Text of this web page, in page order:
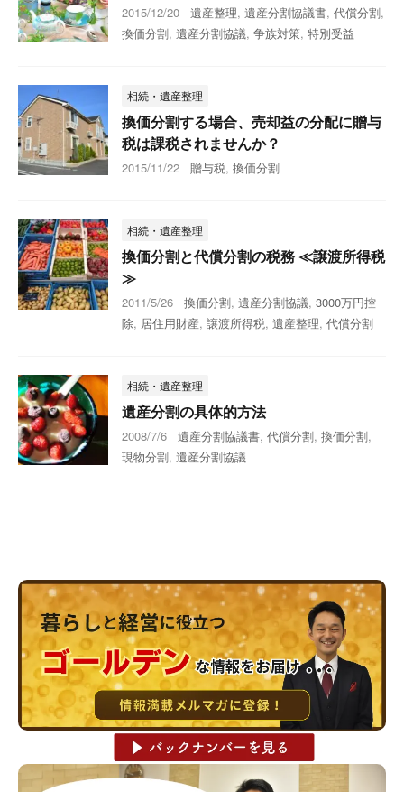
2015/12/20 遺産整理, 遺産分割協議書, 代償分割,
換価分割, 遺産分割協議, 争族対策, 特別受益
相続・遺産整理
換価分割する場合、売却益の分配に贈与
税は課税されませんか？
2015/11/22 贈与税, 換価分割
相続・遺産整理
換価分割と代償分割の税務 ≪譲渡所得税
≫
2011/5/26 換価分割, 遺産分割協議, 3000万円控
除, 居住用財産, 譲渡所得税, 遺産整理, 代償分割
相続・遺産整理
遺産分割の具体的方法
2008/7/6 遺産分割協議書, 代償分割, 換価分割,
現物分割, 遺産分割協議